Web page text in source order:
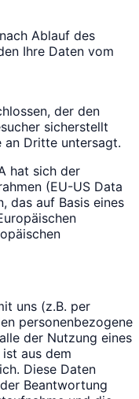
Ablauf des
Ihre Daten vom
der den
sicherstellt
an Dritte untersagt.
hat sich der
(EU-US Data
das auf Basis eines
uns (z.B. per
personenbezogene
der Nutzung eines
aus dem
Diese Daten
Beantwortung